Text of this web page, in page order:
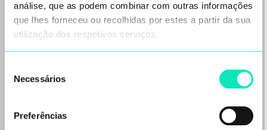
análise, que as podem combinar com outras informações
que lhes forneceu ou recolhidas por estes a partir da sua
utilização dos respetivos serviços.
Necessários
Preferências
Bem-vindos de volta à nossa coluna técnica
“10+1 coisas que você precisa saber ao
trabalhar…
Leia mais